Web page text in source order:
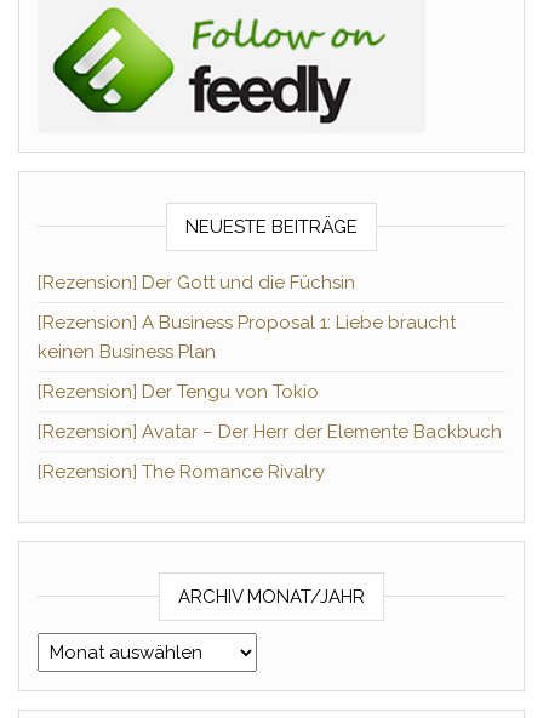
NEUESTE BEITRÄGE
[Rezension] Der Gott und die Füchsin
[Rezension] A Business Proposal 1: Liebe braucht
keinen Business Plan
[Rezension] Der Tengu von Tokio
[Rezension] Avatar – Der Herr der Elemente Backbuch
[Rezension] The Romance Rivalry
ARCHIV MONAT/JAHR
Archiv Monat/Jahr